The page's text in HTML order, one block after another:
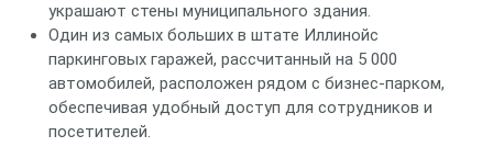
украшают стены муниципального здания.
Один из самых больших в штате Иллинойс
паркинговых гаражей, рассчитанный на 5 000
автомобилей, расположен рядом с бизнес‑парком,
обеспечивая удобный доступ для сотрудников и
посетителей.